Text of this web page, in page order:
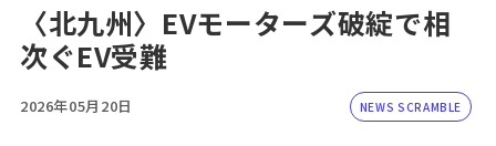
〈北九州〉EVモーターズ破綻で相
次ぐEV受難
2026年05月20日 NEWS SCRAMBLE